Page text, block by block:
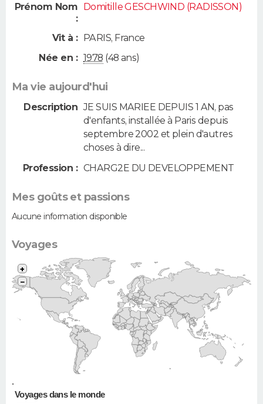
Prénom Nom
:
Domitille GESCHWIND (RADISSON)
Vit à : PARIS, France
Née en : 1978 (48 ans)
Ma vie aujourd'hui
Description JE SUIS MARIEE DEPUIS 1 AN, pas
d'enfants, installée à Paris depuis
septembre 2002 et plein d'autres
choses à dire...
Profession : CHARG2E DU DEVELOPPEMENT
Mes goûts et passions
Aucune information disponible
Voyages
•
+
−
Voyages dans le monde